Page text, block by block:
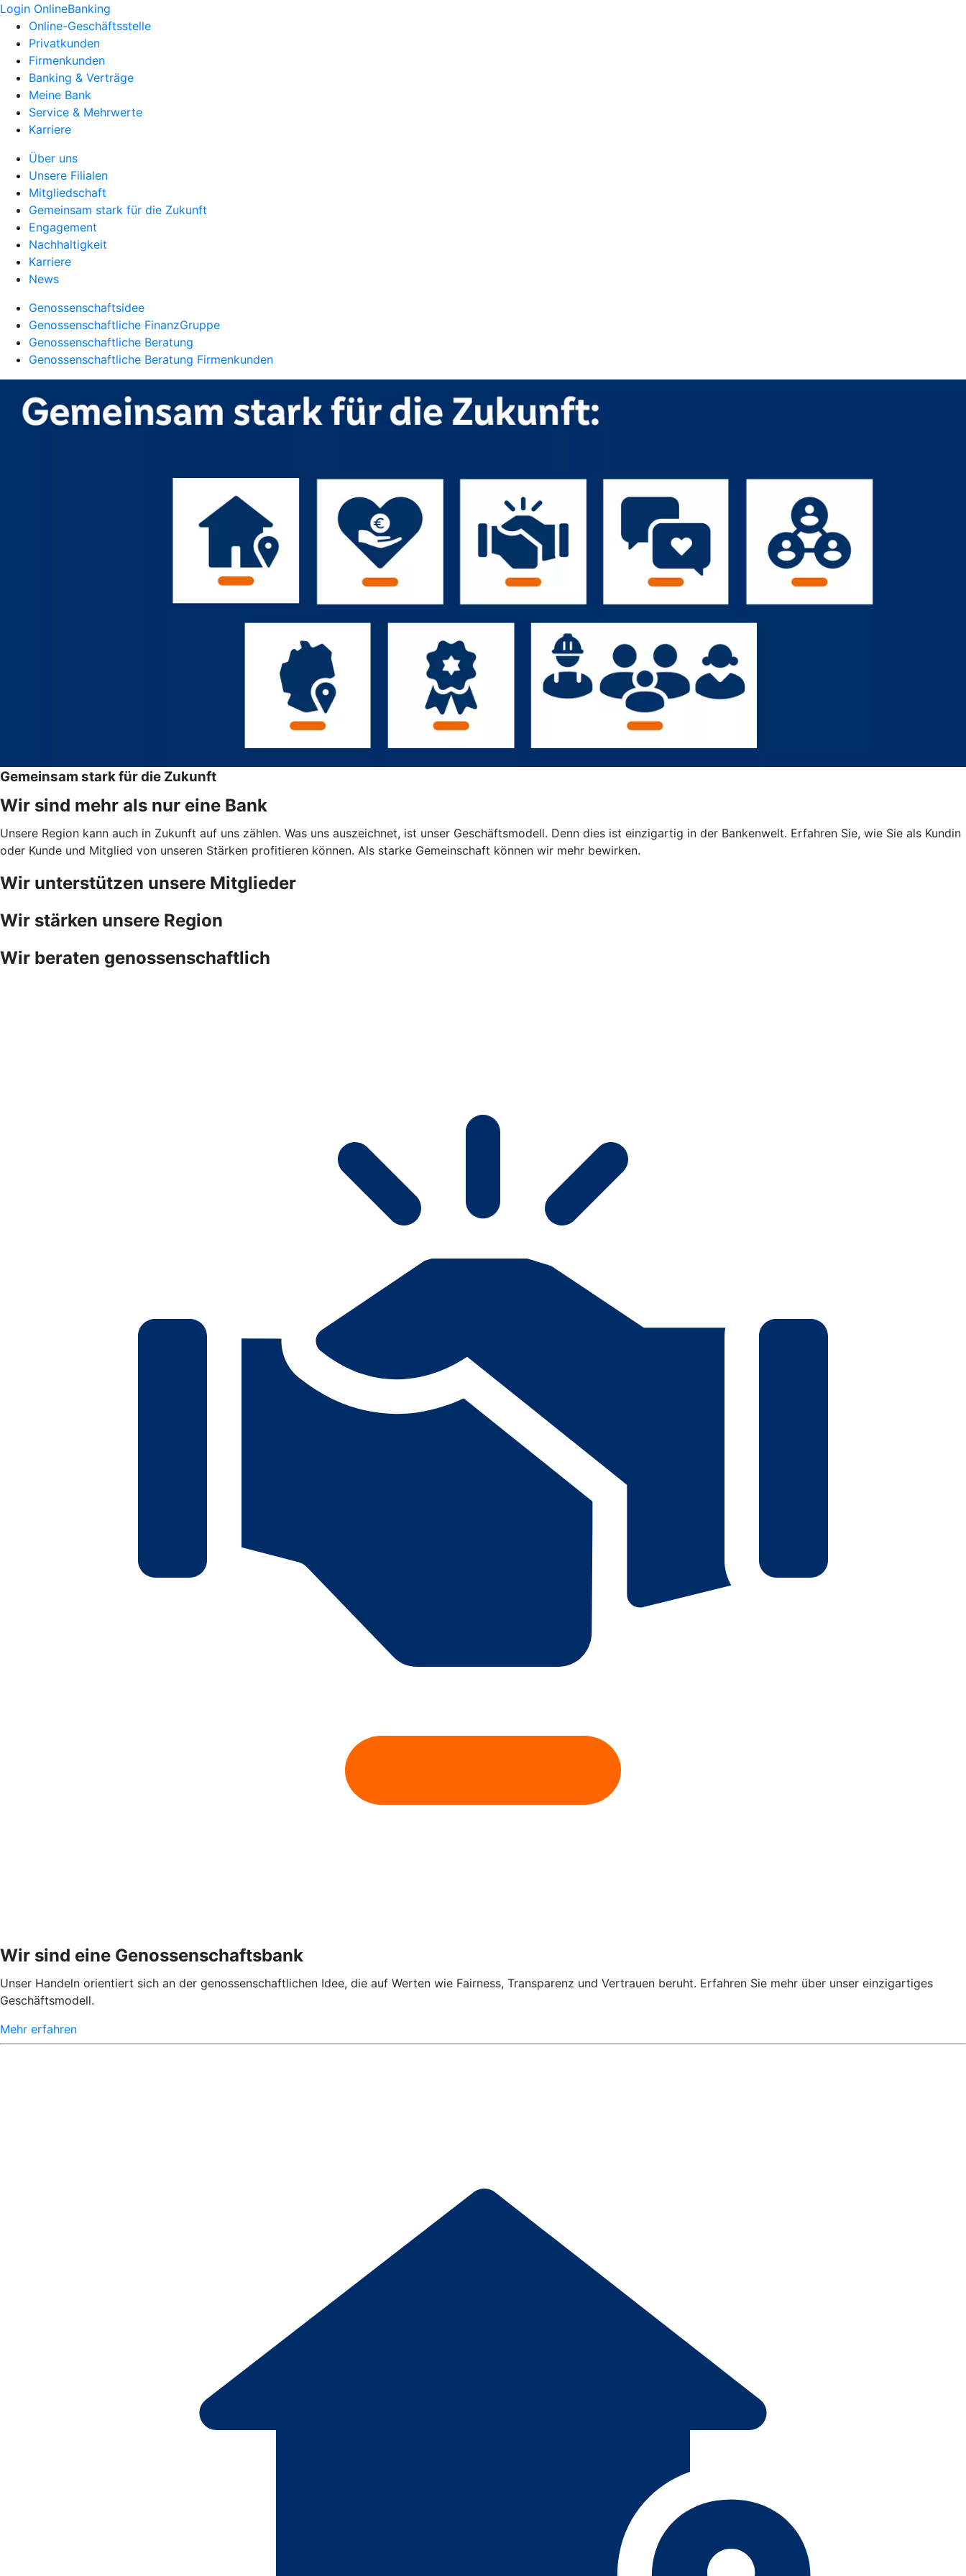
Login OnlineBanking
Online-Geschäftsstelle
Privatkunden
Firmenkunden
Banking & Verträge
Meine Bank
Service & Mehrwerte
Karriere
Über uns
Unsere Filialen
Mitgliedschaft
Gemeinsam stark für die Zukunft
Engagement
Nachhaltigkeit
Karriere
News
Genossenschaftsidee
Genossenschaftliche FinanzGruppe
Genossenschaftliche Beratung
Genossenschaftliche Beratung Firmenkunden
Gemeinsam stark für die Zukunft
Wir sind mehr als nur eine Bank
Unsere Region kann auch in Zukunft auf uns zählen. Was uns auszeichnet, ist unser Geschäftsmodell. Denn dies ist einzigartig in der Bankenwelt. Erfahren Sie, wie Sie als Kundin
oder Kunde und Mitglied von unseren Stärken profitieren können. Als starke Gemeinschaft können wir mehr bewirken.
Wir unterstützen unsere Mitglieder
Wir stärken unsere Region
Wir beraten genossenschaftlich
Wir sind eine Genossenschaftsbank
Unser Handeln orientiert sich an der genossenschaftlichen Idee, die auf Werten wie Fairness, Transparenz und Vertrauen beruht. Erfahren Sie mehr über unser einzigartiges
Geschäftsmodell.
Mehr erfahren